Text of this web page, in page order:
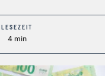
LESEZEIT
4 min